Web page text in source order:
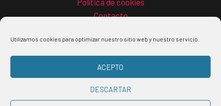
Utilizamos cookies para optimizar nuestro sitio web y nuestro servicio.
ACEPTO
DESCARTAR
Política de cookies
Contacto
Copyright © 2026 La guía del teletrabajo
Buscar